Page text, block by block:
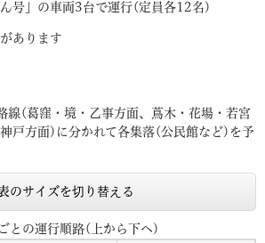
号」の車両3台で運行(定員各12名)
あります
線(葛窪・境・乙事方面、蔦木・花場・若宮
戸方面)に分かれて各集落(公民館など)を予
のサイズを切り替える
との運行順路(上から下へ)